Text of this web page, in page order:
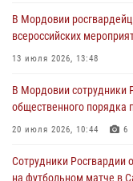
Сотрудники Росгвардии
республиканских
04 августа 2026, 08:27
В Саранске
«отдых» на лавочке
04 августа 2026, 07:06
В Саранске сотрудники
В Мордовии
всероссийских
13 июля 2026, 13:48
В Мордовии сотрудники
общественного порядка
20 июля 2026, 10:44 6
Сотрудники Росгвардии
на футбольном матче в